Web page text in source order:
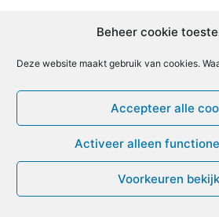
Beheer cookie
Deze website maakt gebruik van cookies.
Accepteer alle
Activeer alleen
Voorkeuren